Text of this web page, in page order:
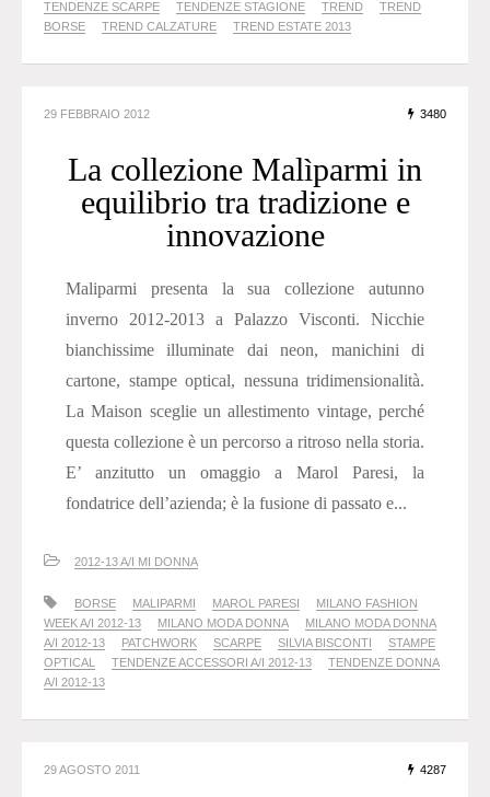
TENDENZE SCARPE
TENDENZE STAGIONE TREND
TREND
BORSE
TREND CALZATURE TREND ESTATE 2013
29 FEBBRAIO 2012 3480
La collezione Malìparmi in
equilibrio tra tradizione e
innovazione
Maliparmi presenta la sua collezione autunno
inverno 2012-2013 a Palazzo Visconti. Nicchie
bianchissime illuminate dai neon, manichini di
cartone, stampe optical, nessuna tridimensionalità.
La Maison sceglie un allestimento vintage, perché
questa collezione è un percorso a ritroso nella storia.
E’ anzitutto un omaggio a Marol Paresi, la
fondatrice dell’azienda; è la fusione di passato e...
2012-13 A/I MI DONNA
BORSE MALIPARMI MAROL PARESI
MILANO FASHION
WEEK A/I 2012-13
MILANO MODA DONNA
MILANO MODA DONNA
A/I 2012-13
PATCHWORK SCARPE SILVIA BISCONTI
STAMPE
OPTICAL
TENDENZE ACCESSORI A/I 2012-13
TENDENZE DONNA
A/I 2012-13
29 AGOSTO 2011 4287